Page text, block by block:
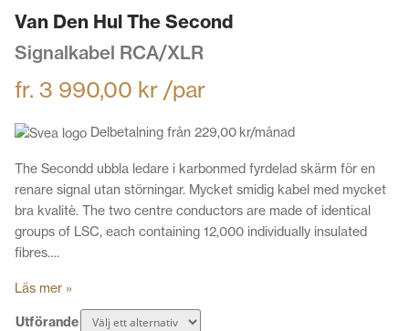
Van Den Hul The Second
Signalkabel RCA/XLR
fr. 3 990,00 kr /par
Delbetalning från 229,00 kr/månad
The Secondd ubbla ledare i karbonmed fyrdelad skärm för en
renare signal utan störningar. Mycket smidig kabel med mycket
bra kvalitè. The two centre conductors are made of identical
groups of LSC, each containing 12,000 individually insulated
fibres….
Läs mer »
Utförande